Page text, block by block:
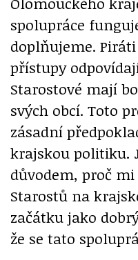
spolupráce
doplňujeme.
přístupy
Starostové mají
svých obcí. Toto
zásadní
krajskou politiku.
důvodem, proč
Starostů na
začátku jako
že se tato